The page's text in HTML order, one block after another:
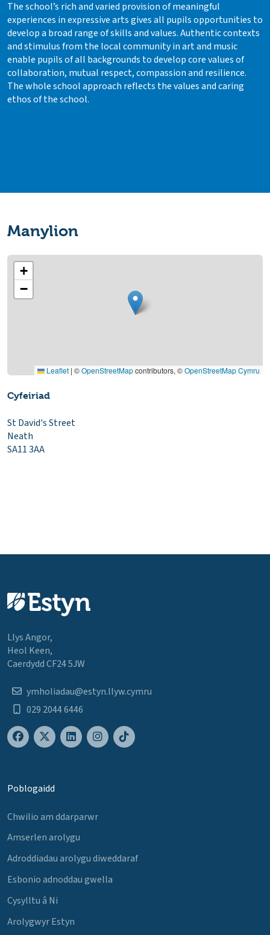
The school’s rich and varied provision of meaningful
experiences in expressive arts gives all pupils opportunities to
develop a broad range of skills and values. Authentic contexts
and stimulus from the local community in art and music
enable pupils of all backgrounds to develop core values of
collaboration, mutual respect, compassion and resilience.
The whole school approach reflects the values and caring
ethos of the school.
Manylion
+
−
Leaflet | ©OpenStreetMapcontributors, ©OpenStreetMap Cymru
Cyfeiriad
St David's Street
Neath
SA11 3AA
Llys Angor,
Heol Keen,
Caerdydd CF24 5JW
ymholiadau@estyn.llyw.cymru
029 2044 6446
Poblogaidd
Chwilio am ddarparwr
Amserlen arolygu
Adroddiadau arolygu diweddaraf
Esbonio adnoddau gwella
Cysylltu â Ni
Arolygwyr Estyn